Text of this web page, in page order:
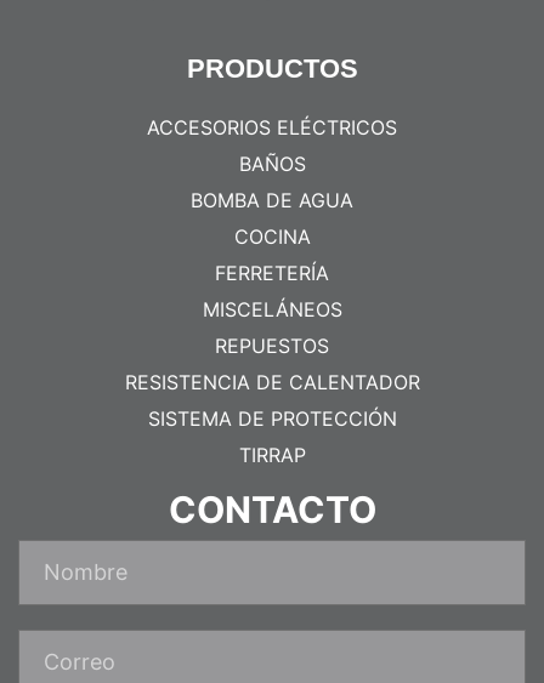
PRODUCTOS
ACCESORIOS ELÉCTRICOS
BAÑOS
BOMBA DE AGUA
COCINA
FERRETERÍA
MISCELÁNEOS
REPUESTOS
RESISTENCIA DE CALENTADOR
SISTEMA DE PROTECCIÓN
TIRRAP
CONTACTO